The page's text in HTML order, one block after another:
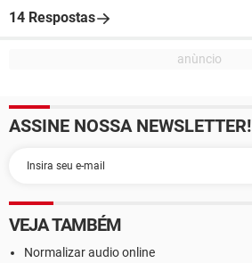
14 Respostas
ASSINE NOSSA NEWSLETTER!
VEJA TAMBÉM
Normalizar audio online